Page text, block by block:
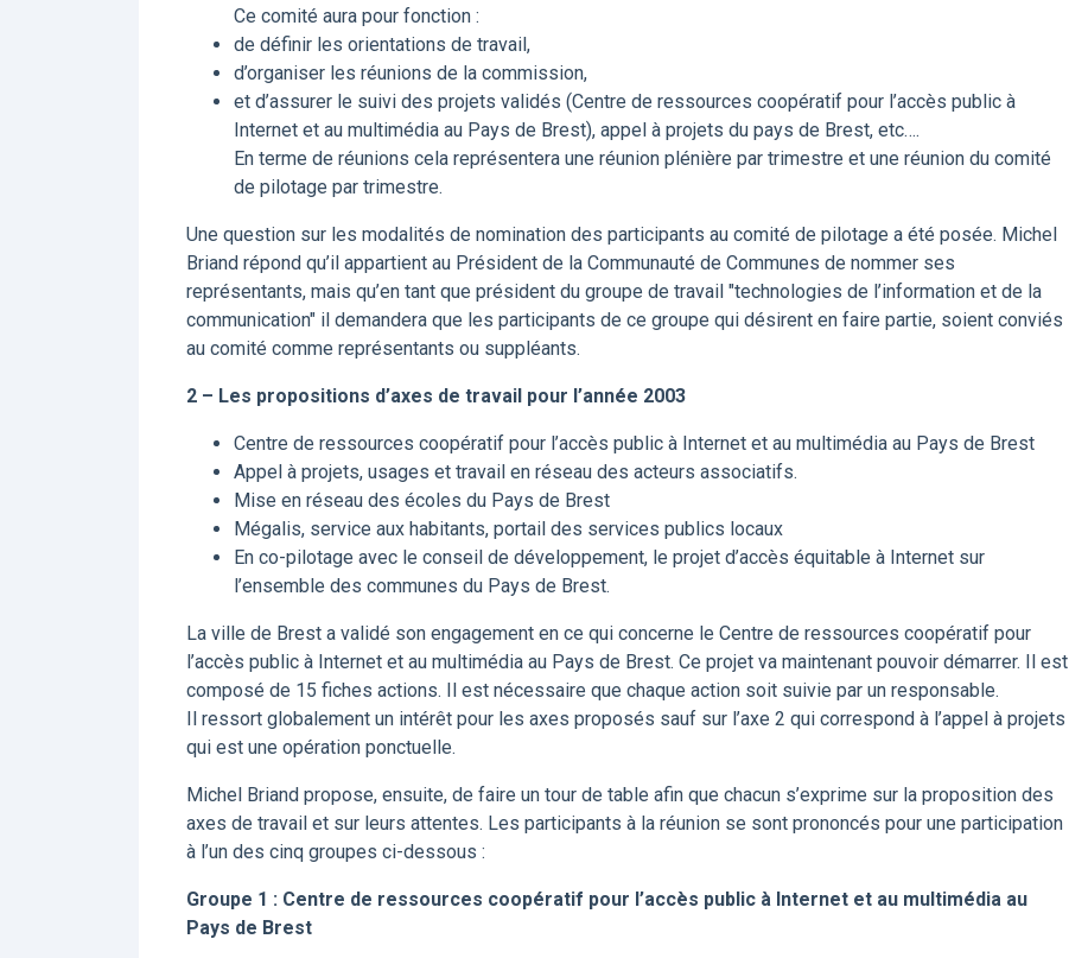
Ce comité aura pour fonction :
de définir les orientations de travail,
d’organiser les réunions de la commission,
et d’assurer le suivi des projets validés (Centre de ressources coopératif pour l’accès public à
Internet et au multimédia au Pays de Brest), appel à projets du pays de Brest, etc….
En terme de réunions cela représentera une réunion plénière par trimestre et une réunion du comité
de pilotage par trimestre.
Une question sur les modalités de nomination des participants au comité de pilotage a été posée. Michel
Briand répond qu’il appartient au Président de la Communauté de Communes de nommer ses
représentants, mais qu’en tant que président du groupe de travail "technologies de l’information et de la
communication" il demandera que les participants de ce groupe qui désirent en faire partie, soient conviés
au comité comme représentants ou suppléants.
2 – Les propositions d’axes de travail pour l’année 2003
Centre de ressources coopératif pour l’accès public à Internet et au multimédia au Pays de Brest
Appel à projets, usages et travail en réseau des acteurs associatifs.
Mise en réseau des écoles du Pays de Brest
Mégalis, service aux habitants, portail des services publics locaux
En co-pilotage avec le conseil de développement, le projet d’accès équitable à Internet sur
l’ensemble des communes du Pays de Brest.
La ville de Brest a validé son engagement en ce qui concerne le Centre de ressources coopératif pour
l’accès public à Internet et au multimédia au Pays de Brest. Ce projet va maintenant pouvoir démarrer. Il est
composé de 15 fiches actions. Il est nécessaire que chaque action soit suivie par un responsable.
Il ressort globalement un intérêt pour les axes proposés sauf sur l’axe 2 qui correspond à l’appel à projets
qui est une opération ponctuelle.
Michel Briand propose, ensuite, de faire un tour de table afin que chacun s’exprime sur la proposition des
axes de travail et sur leurs attentes. Les participants à la réunion se sont prononcés pour une participation
à l’un des cinq groupes ci-dessous :
Groupe 1 : Centre de ressources coopératif pour l’accès public à Internet et au multimédia au
Pays de Brest